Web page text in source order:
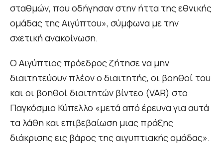
σταθμών, που οδήγησαν στην ήττα της εθνικής
ομάδας της Αιγύπτου», σύμφωνα με την
σχετική ανακοίνωση.
Ο Αιγύπτιος πρόεδρος ζήτησε να μην
διαιτητεύουν πλέον ο διαιτητής, οι βοηθοί του
και οι βοηθοί διαιτητών βίντεο (VAR) στο
Παγκόσμιο Κύπελλο «μετά από έρευνα για αυτά
τα λάθη και επιβεβαίωση μιας πράξης
διάκρισης εις βάρος της αιγυπτιακής ομάδας».